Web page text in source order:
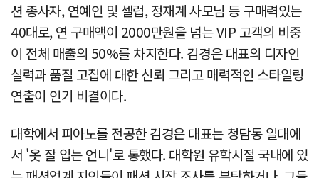
션 종사자, 연예인 및 셀럽, 정재계 사모님 등 구매력있는
40대로, 연 구매액이 2000만원을 넘는 VIP 고객의 비중
이 전체 매출의 50%를 차지한다. 김경은 대표의 디자인
실력과 품질 고집에 대한 신뢰 그리고 매력적인 스타일링
연출이 인기 비결이다.
대학에서 피아노를 전공한 김경은 대표는 청담동 일대에
서 '옷 잘 입는 언니'로 통했다. 대학원 유학시절 국내에 있